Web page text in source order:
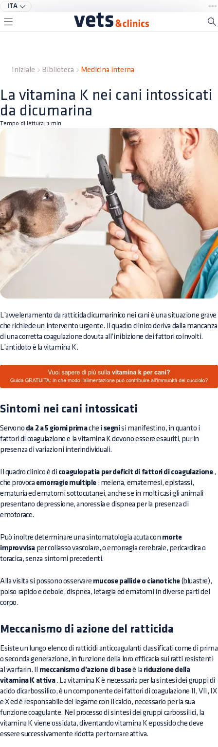
ITA
Iniziale Biblioteca Medicina interna
La vitamina K nei cani intossicati
da dicumarina
Tempo di lettura: 1 min
L’avvelenamento da ratticida dicumarinico nei cani è una situazione grave
che richiede un intervento urgente. Il quadro clinico deriva dalla mancanza
di una corretta coagulazione dovuta all’inibizione dei fattori coinvolti.
L’antidoto è la vitamina K.
Sintomi nei cani intossicati
Servono da 2 a 5 giorni primache i segnisi manifestino, in quanto i
fattori di coagulazione e la vitamina K devono essere esauriti, pur in
presenza di variazioni interindividuali.
Il quadro clinico è di coagulopatia per deficit di fattori di coagulazione,
che provoca emorragie multiple : melena, ematemesi, epistassi,
ematuria ed ematomi sottocutanei, anche se in molti casi gli animali
presentano depressione, anoressia e dispnea per la presenza di
emotorace.
Può inoltre determinare una sintomatologia acuta con morte
improvvisa per collasso vascolare, o emorragia cerebrale, pericardica o
toracica, senza sintomi precedenti.
Alla visita si possono osservare mucose pallide o cianotiche (bluastre),
polso rapido e debole, dispnea, letargia ed ematomi in diverse parti del
corpo.
Meccanismo di azione del ratticida
Esiste un lungo elenco di ratticidi anticoagulanti classificati come di prima
o seconda generazione, in funzione della loro efficacia sui ratti resistenti
al warfarin. Il meccanismo d’azione di baseè la riduzione della
vitamina K attiva. La vitamina K è necessaria per la sintesi dei gruppi di
acido dicarbossilico, è un componente dei fattori di coagulazione II, VII, IX
e X ed è responsabile del legame con il calcio, necessario per la sua
funzione coagulante. Nel processo di sintesi dei gruppi carbossilici, la
vitamina K viene ossidata, diventando vitamina K epossido che deve
essere successivamente ridotta per tornare attiva.